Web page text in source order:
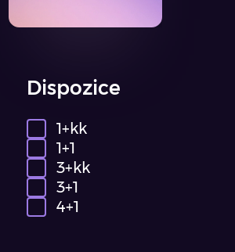
Dispozice
1+kk
1+1
3+kk
3+1
4+1